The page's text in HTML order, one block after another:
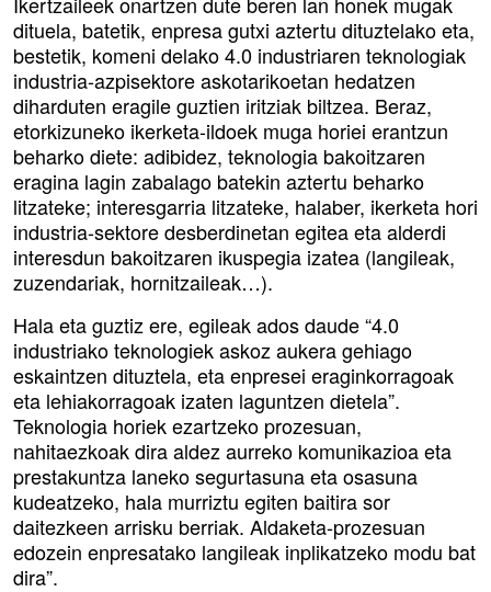
dituela, batetik, enpresa gutxi aztertu dituztelako eta,
bestetik, komeni delako 4.0 industriaren teknologiak
industria-azpisektore askotarikoetan hedatzen
diharduten eragile guztien iritziak biltzea. Beraz,
etorkizuneko ikerketa-ildoek muga horiei erantzun
beharko diete: adibidez, teknologia bakoitzaren
eragina lagin zabalago batekin aztertu beharko
litzateke; interesgarria litzateke, halaber, ikerketa hori
industria-sektore desberdinetan egitea eta alderdi
interesdun bakoitzaren ikuspegia izatea (langileak,
zuzendariak, hornitzaileak…).
Hala eta guztiz ere, egileak ados daude “4.0
industriako teknologiek askoz aukera gehiago
eskaintzen dituztela, eta enpresei eraginkorragoak
eta lehiakorragoak izaten laguntzen dietela”.
Teknologia horiek ezartzeko prozesuan,
nahitaezkoak dira aldez aurreko komunikazioa eta
prestakuntza laneko segurtasuna eta osasuna
kudeatzeko, hala murriztu egiten baitira sor
daitezkeen arrisku berriak. Aldaketa-prozesuan
edozein enpresatako langileak inplikatzeko modu bat
dira”.